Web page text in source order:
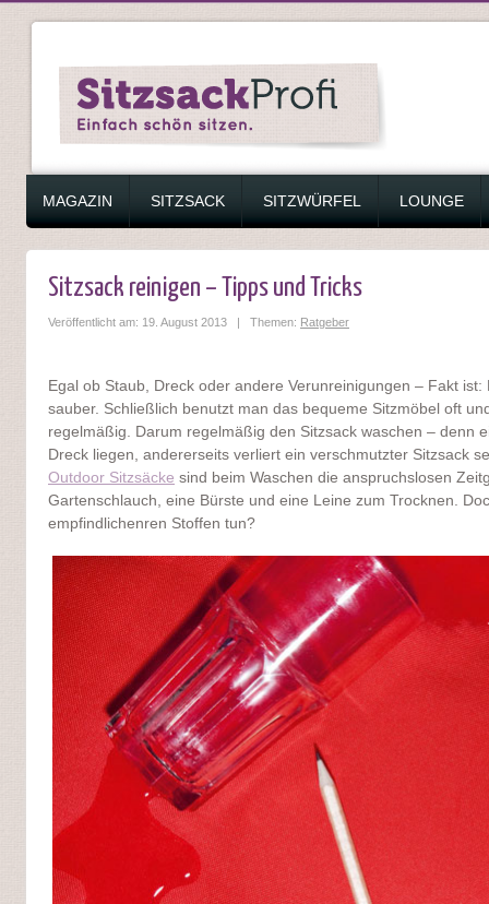
ZUM INHALT SPRINGEN
MAGAZIN SITZSACK SITZWÜRFEL LOUNGE
Sitzsack reinigen – Tipps und Tricks
Veröffentlicht am: 19. August 2013 | Themen: Ratgeber
Egal ob Staub, Dreck oder andere Verunreinigungen – Fakt
sauber. Schließlich benutzt man das bequeme Sitzmöbel oft
regelmäßig. Darum regelmäßig den Sitzsack waschen – denn
Dreck liegen, andererseits verliert ein verschmutzter Sitzsack
Outdoor Sitzsäcke sind beim Waschen die anspruchslosen
Gartenschlauch, eine Bürste und eine Leine zum Trocknen.
empfindlichenren Stoffen tun?